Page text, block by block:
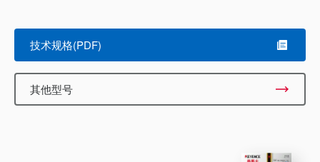
技术规格(PDF)
其他型号